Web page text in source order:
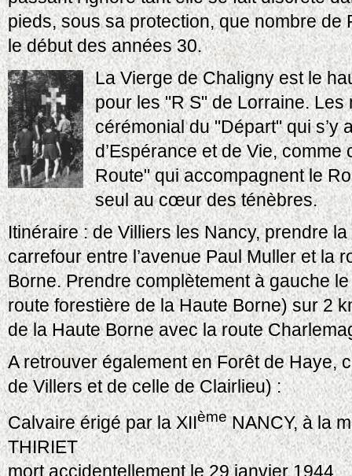
pieds, sous sa protection, que nombre de
le début des années 30.
La Vierge de Chaligny est le
pour les "R S" de Lorraine. Les
cérémonial du "Départ" qui s’y
d’Espérance et de Vie, comme
Route" qui accompagnent le
seul au cœur des ténèbres.
Itinéraire : de Villiers les Nancy, prendre
carrefour entre l’avenue Paul Muller et la
Borne. Prendre complètement à gauche
route forestière de la Haute Borne) sur 2
de la Haute Borne avec la route
A retrouver également en Forêt de Haye,
de Villers et de celle de Clairlieu) :
Calvaire érigé par la XIIèmeNANCY, à la
THIRIET
mort accidentellement le 29 janvier 1944.